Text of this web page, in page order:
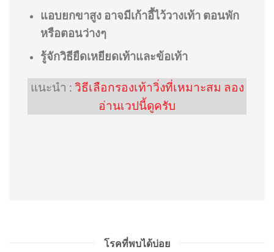
แอบยกขาสูง อาจมีเก้าอี้ไว้วางเท้า ตอนพัก
หรือตอนว่างๆ
รู้จักวิธียืดเหยียดเท้าและข้อเท้า
แนะนำ : วิธีเลือกรองเท้าวิ่งที่เหมาะสม ลอง
อ่านเวปนี้ดูครับ
โรคที่พบได้บ่อย